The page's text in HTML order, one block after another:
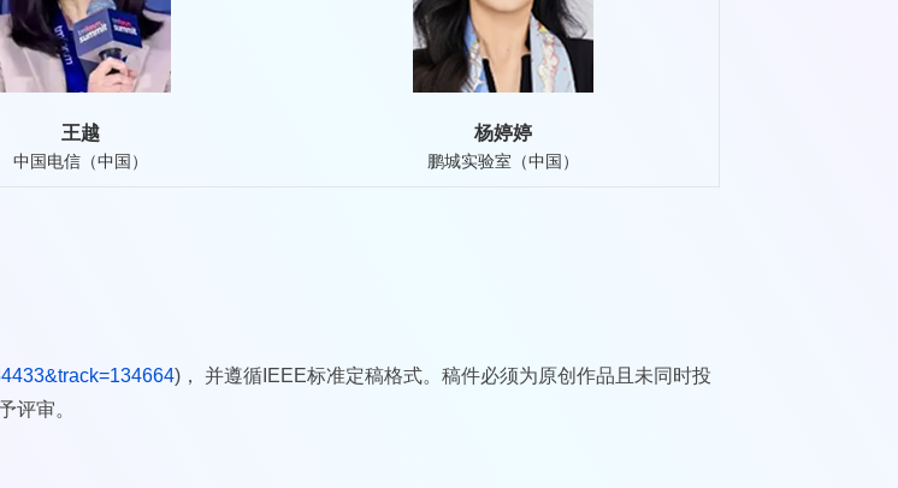
王越
中国电信（中国）
杨婷婷
鹏城实验室（中国）
)， 并遵循IEEE标准定稿格式。稿件必须为原创作品且未同时投
评审。